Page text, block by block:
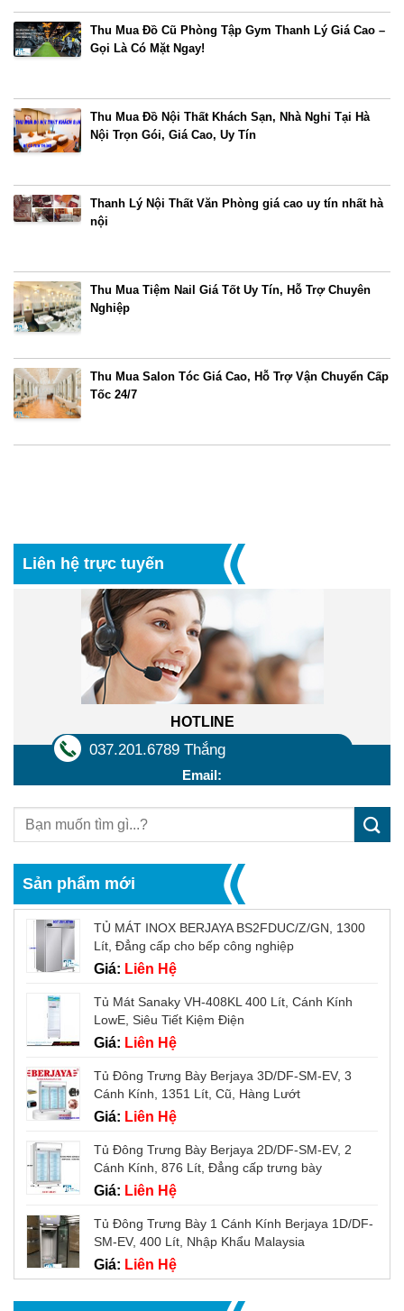
Liên hệ trực tuyến
HOTLINE
037.201.6789 Thắng
Email:
Sản phẩm mới
TỦ MÁT INOX BERJAYA BS2FDUC/Z/GN, 1300
Lít, Đẳng cấp cho bếp công nghiệp
Giá: Liên Hệ
Tủ Mát Sanaky VH-408KL 400 Lít, Cánh Kính
LowE, Siêu Tiết Kiệm Điện
Giá: Liên Hệ
Tủ Đông Trưng Bày Berjaya 3D/DF-SM-EV, 3
Cánh Kính, 1351 Lít, Cũ, Hàng Lướt
Giá: Liên Hệ
Tủ Đông Trưng Bày Berjaya 2D/DF-SM-EV, 2
Cánh Kính, 876 Lít, Đẳng cấp trưng bày
Giá: Liên Hệ
Tủ Đông Trưng Bày 1 Cánh Kính Berjaya 1D/DF-
SM-EV, 400 Lít, Nhập Khẩu Malaysia
Giá: Liên Hệ
Thu Mua Đồ Cũ Phòng Tập Gym Thanh Lý Giá Cao –
Gọi Là Có Mặt Ngay!
Thu Mua Đồ Nội Thất Khách Sạn, Nhà Nghỉ Tại Hà
Nội Trọn Gói, Giá Cao, Uy Tín
Thanh Lý Nội Thất Văn Phòng giá cao uy tín nhất hà
nội
Thu Mua Tiệm Nail Giá Tốt Uy Tín, Hỗ Trợ Chuyên
Nghiệp
Thu Mua Salon Tóc Giá Cao, Hỗ Trợ Vận Chuyển Cấp
Tốc 24/7